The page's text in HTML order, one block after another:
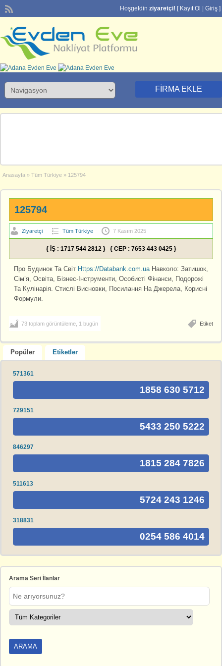
Hoşgeldin ziyaretçi! [ Kayıt Ol Giriş ]
FIRMA EKLE
Anasayfa » Tüm Türkiye » 125794
125794
Ziyaretçi Tüm Türkiye 7 Kasım 2025
{ İŞ : 1717 544 2812 } { CEP : 7653 443 0425 }
Про Будинок Та Світ Https://Databank.com.uaНавколо: Затишок,
Сім’я, Освіта, Бізнес-Інструменти, Особисті Фінанси, Подорожі
Та Кулінарія. Стислі Висновки, Посилання На Джерела, Корисні
Формули.
Etiket
73 toplam görüntüleme, 1 bugün
Popüler Etiketler
571361
1858 630 5712
729151
5433 250 5222
846297
1815 284 7826
511613
5724 243 1246
318831
0254 586 4014
Arama Seri İlanlar